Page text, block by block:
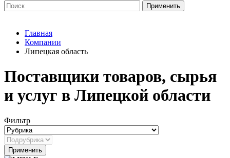
Главная
Компании
Липецкая область
Поставщики товаров, сырья
и услуг в Липецкой области
Фильтр